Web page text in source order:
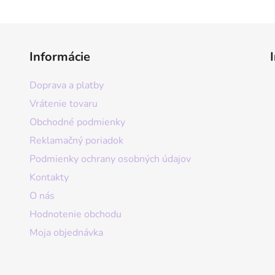
Informácie
Doprava a platby
Vrátenie tovaru
Obchodné podmienky
Reklamačný poriadok
Podmienky ochrany osobných údajov
Kontakty
O nás
Hodnotenie obchodu
Moja objednávka